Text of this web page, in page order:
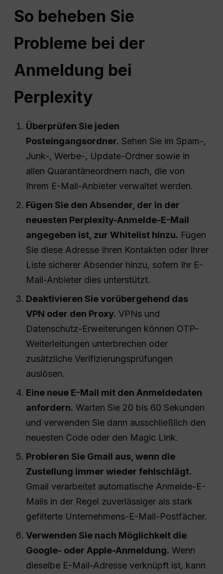
So beheben Sie
Probleme bei der
Anmeldung bei
Perplexity
Überprüfen Sie jeden
Posteingangsordner. Sehen Sie im Spam-,
Junk-, Werbe-, Update-Ordner sowie in
allen Quarantäneordnern nach, die von
Ihrem E-Mail-Anbieter verwaltet werden.
Fügen Sie den Absender, der in der
neuesten Perplexity-Anmelde-E-Mail
angegeben ist, zur Whitelist hinzu. Fügen
Sie diese Adresse Ihren Kontakten oder Ihrer
Liste sicherer Absender hinzu, sofern Ihr E-
Mail-Anbieter dies unterstützt.
Deaktivieren Sie vorübergehend das
VPN oder den Proxy. VPNs und
Datenschutz-Erweiterungen können OTP-
Weiterleitungen unterbrechen oder
zusätzliche Verifizierungsprüfungen
auslösen.
Eine neue E-Mail mit den Anmeldedaten
anfordern. Warten Sie 20 bis 60 Sekunden
und verwenden Sie dann ausschließlich den
neuesten Code oder den Magic Link.
Probieren Sie Gmail aus, wenn die
Zustellung immer wieder fehlschlägt.
Gmail verarbeitet automatische Anmelde-E-
Mails in der Regel zuverlässiger als stark
gefilterte Unternehmens-E-Mail-Postfächer.
Verwenden Sie nach Möglichkeit die
Google- oder Apple-Anmeldung. Wenn
dieselbe E-Mail-Adresse verknüpft ist, kann